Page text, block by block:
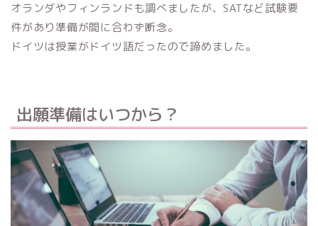
オランダやフィンランドも調べましたが、SATなど試験要
件があり準備が間に合わず断念。
ドイツは授業がドイツ語だったので諦めました。
出願準備はいつから？